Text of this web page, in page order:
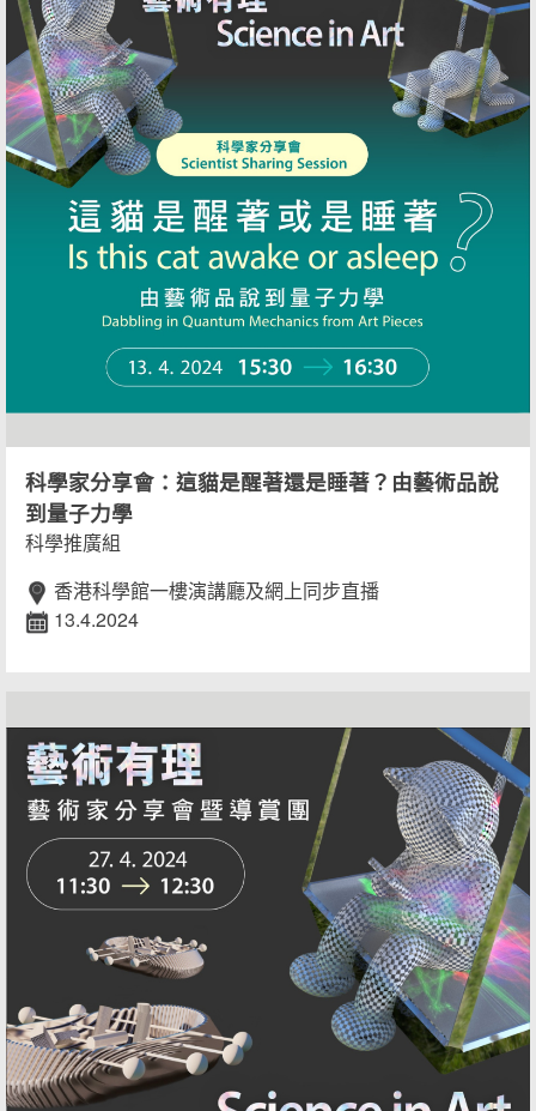
科學家分享會：這貓是醒著還是睡著？由藝術品說
到量子力學
科學推廣組
香港科學館一樓演講廳及網上同步直播
13.4.2024